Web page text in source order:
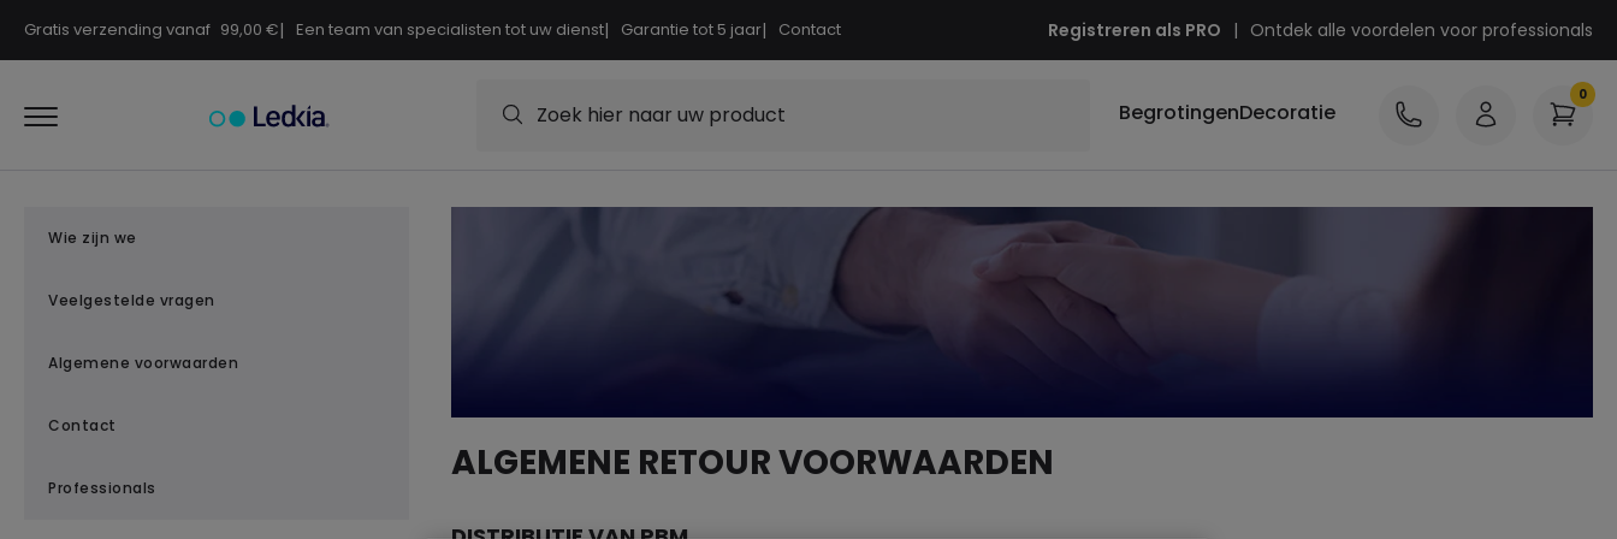
Gratis verzending vanaf 99,00 €| Een team van specialisten tot uw dienst| Garantie tot 5 jaar| Contact Registreren als PRO | Ontdek alle voordelen voor professionals
Zoek hier naar uw product BegrotingenDecoratie
Wie zijn we
Veelgestelde vragen
Algemene voorwaarden
Contact
Professionals
ALGEMENE RETOUR VOORWAARDEN